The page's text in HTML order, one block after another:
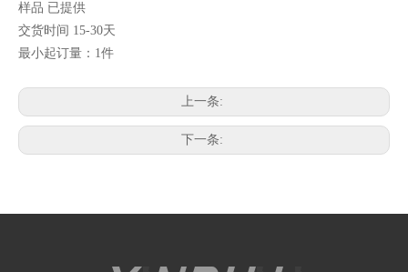
样品 已提供
交货时间 15-30天
最小起订量：1件
上一条:
下一条: